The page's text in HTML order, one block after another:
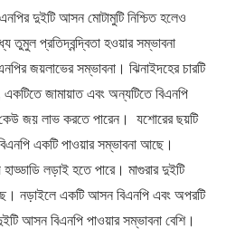
দুইটি আসন মোটামুটি নিশ্চিত হলেও
তুমুল প্রতিদ্বন্দ্বিতা হওয়ার সম্ভাবনা
জয়লাভের সম্ভাবনা। ঝিনাইদহের চারটি
জামায়াত এবং অন্যটিতে বিএনপি
কেউ জয় লাভ করতে পারেন। যশোরের ছয়টি
একটি পাওয়ার সম্ভাবনা আছে।
লড়াই হতে পারে। মাগুরার দুইটি
নড়াইলে একটি আসন বিএনপি এবং অপরটি
আসন বিএনপি পাওয়ার সম্ভাবনা বেশি।